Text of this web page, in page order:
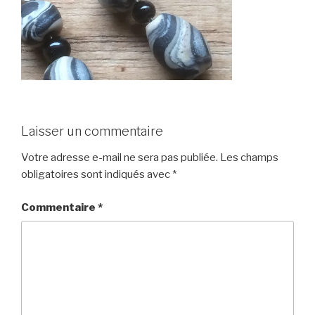
Laisser un commentaire
Votre adresse e-mail ne sera pas publiée. Les champs
obligatoires sont indiqués avec *
Commentaire *